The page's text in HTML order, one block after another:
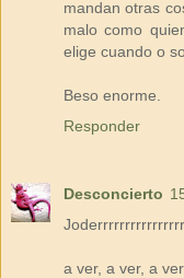
mandan otras
malo como
elige cuando o
Beso enorme.
Responder
Desconcierto
a ver, a ver, a